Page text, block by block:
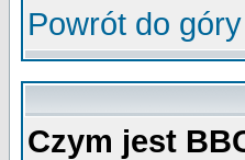
Powrót do góry
Czym jest